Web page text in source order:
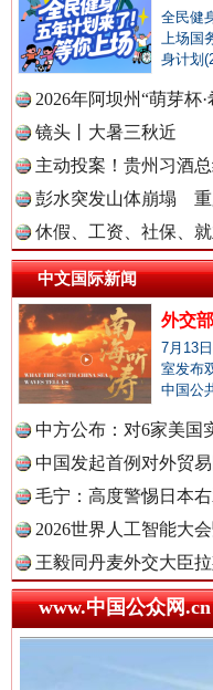
中国
中国
中国
中国
中国
中国
中
巳巳如意，开
“后车司机肯
全民健
上场国
身计划
2026年阿坝州“萌芽杯
镜头丨大暑三秋近
主动投案！贵州习酒
彭水突发山体崩塌 重
休假、工资、社保、
中文国际新闻
外交
7月13
室发布
中国公
中方公布：对6家美国
中国发起首例对外贸
毛宁：高度警惕日本
2026世界人工智能大
王毅同丹麦外交大臣
www.中国公众网.cn